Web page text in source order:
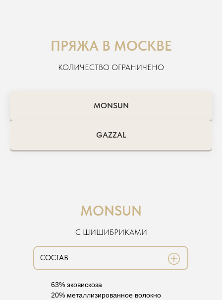
ПРЯЖА В МОСКВЕ
КОЛИЧЕСТВО ОГРАНИЧЕНО
MONSUN
GAZZAL
MONSUN
С ШИШИБРИКАМИ
СОСТАВ
63% эковискоза
20% металлизированное волокно